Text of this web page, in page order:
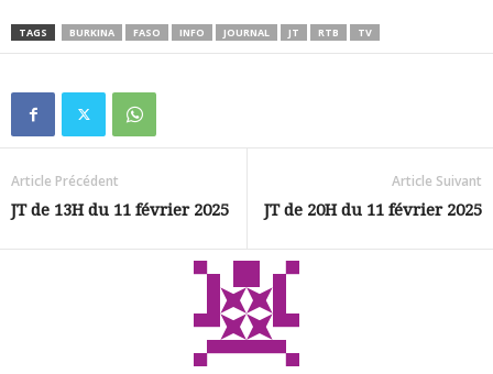
TAGS BURKINA FASO INFO JOURNAL JT RTB TV
Article Précédent
JT de 13H du 11 février 2025
Article Suivant
JT de 20H du 11 février 2025